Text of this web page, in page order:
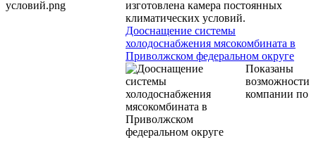
изготовлена камера постоянных
климатических условий.
Дооснащение системы
холодоснабжения мясокомбината в
Приволжском федеральном округе
Показаны
возможности
компании по